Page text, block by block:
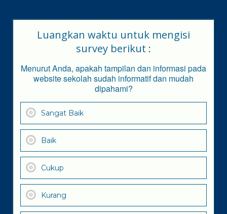
Luangkan waktu untuk mengisi
survey berikut :
Menurut Anda, apakah tampilan dan informasi pada
website sekolah sudah informatif dan mudah
dipahami?
Sangat Baik
Baik
Cukup
Kurang